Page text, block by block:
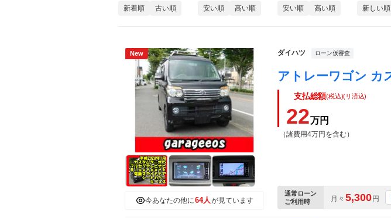
新着順 古い順 安い順 高い順 安い順 高い順 新しい順
New
今あなたの他に64人が見ています
ダイハツ ローン仮審査
支払総額(税込)(リ済込)
22万円
（諸費用4万円を含む）
通常ローン
ご利用時
月々 5,300円